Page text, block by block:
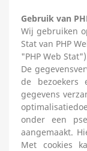
Gebruik van
Wij gebruiken
Stat van PHP
"PHP Web
De
de bezoekers
gegevens
onder een
aangemaakt.
Met cookies